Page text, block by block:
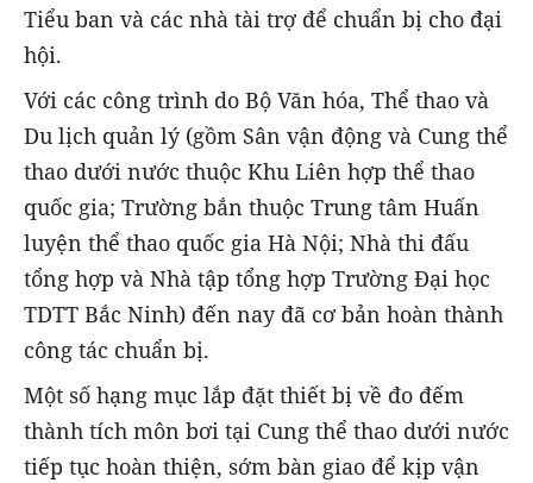
Tiểu ban và các nhà tài trợ để chuẩn bị cho đại
hội.
Với các công trình do Bộ Văn hóa, Thể thao và
Du lịch quản lý (gồm Sân vận động và Cung thể
thao dưới nước thuộc Khu Liên hợp thể thao
quốc gia; Trường bắn thuộc Trung tâm Huấn
luyện thể thao quốc gia Hà Nội; Nhà thi đấu
tổng hợp và Nhà tập tổng hợp Trường Đại học
TDTT Bắc Ninh) đến nay đã cơ bản hoàn thành
công tác chuẩn bị.
Một số hạng mục lắp đặt thiết bị về đo đếm
thành tích môn bơi tại Cung thể thao dưới nước
tiếp tục hoàn thiện, sớm bàn giao để kịp vận